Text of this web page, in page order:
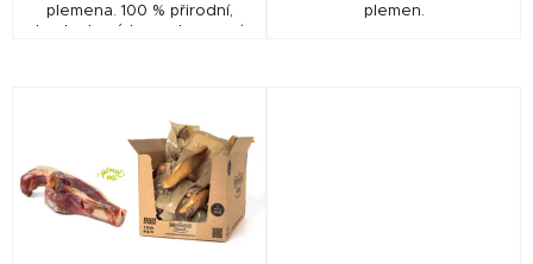
plemena. 100 % přirodní,
bezlepkový hypoalergenní
plemen.